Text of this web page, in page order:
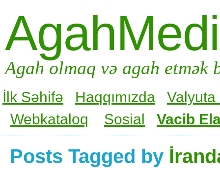
Agah olmaq və agah
İlk Səhifə Haqqımızda
Valyuta
Webkataloq
Sosial Vacib
Posts Tagged by